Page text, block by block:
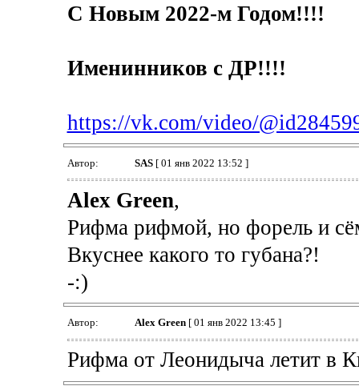
С Новым 2022-м Годом!!!!
Именинников с ДР!!!!
https://vk.com/video/
Автор: SAS[ 01 янв 2022 13:52 ]
Alex Green,
Рифма рифмой, но форель и
Вкуснее какого то губана?!
-:)
Автор: Alex Green[ 01 янв 2022 13:45 ]
Рифма от Леонидыча летит в